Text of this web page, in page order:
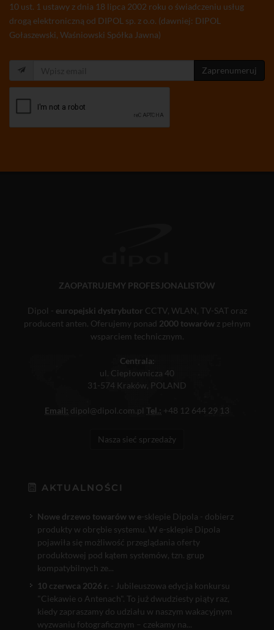
10 ust. 1 ustawy z dnia 18 lipca 2002 roku o świadczeniu usług
drogą elektroniczną od DIPOL sp. z o.o. (dawniej: DIPOL
Gołaszewski, Waśniowski Spółka Jawna)
Zaprenumeruj
ZAOPATRUJEMY PROFESJONALISTÓW
Dipol - europejski dystrybutor CCTV, WLAN, TV-SAT oraz
producent anten. Oferujemy ponad 2000 towarówz pełnym
wsparciem technicznym.
Centrala:
ul. Ciepłownicza 40
31-574 Kraków, POLAND
Email: dipol@dipol.com.pl Tel.: +48 12 644 29 13
Nasza sieć sprzedaży
AKTUALNOŚCI
Nowe drzewo towarów w e-sklepie Dipola - dobierz
produkty w obrębie systemu. W e-sklepie Dipola
pojawiła się możliwość przeglądania oferty
produktowej pod kątem systemów, tzn. grup
kompatybilnych ze...
10 czerwca 2026 r. - Jubileuszowa edycja konkursu
"Ciekawie o Antenach". To już dwudziesty piąty raz,
kiedy zapraszamy do udziału w naszym wakacyjnym
wyzwaniu fotograficznym – czekamy na...